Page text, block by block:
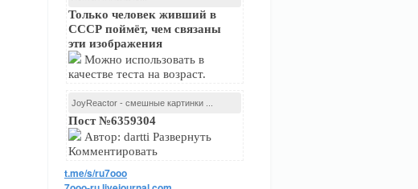
Только человек живший в
СССР поймёт, чем связаны
эти изображения
Можно использовать в
качестве теста на возраст.
JoyReactor - смешные картинки ...
Пост №6359304
Автор: dartti Развернуть
Комментировать
t.me/s/ru7ooo